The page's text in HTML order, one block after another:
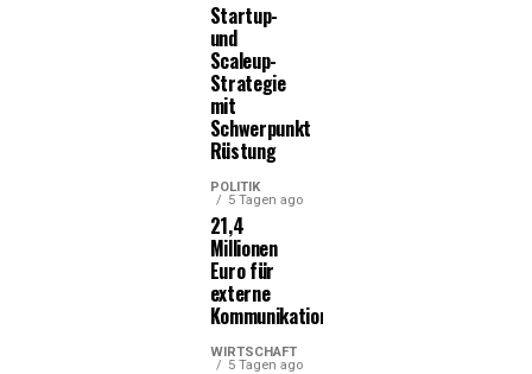
Startup-
und
Scaleup-
Strategie
mit
Schwerpunkt
Rüstung
POLITIK
5 Tagen ago
21,4
Millionen
Euro für
externe
Kommunikationsleistungen
WIRTSCHAFT
5 Tagen ago